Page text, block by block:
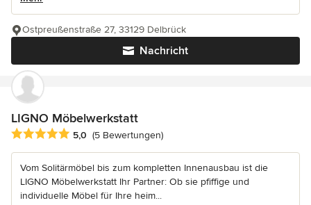
Nachricht
Ostpreußenstraße 27, 33129 Delbrück
LIGNO Möbelwerkstatt
Durchschnittliche Bewertung: 5 von 5 Sternen
5,0 (5 Bewertungen)
Vom Solitärmöbel bis zum kompletten Innenausbau ist die
LIGNO Möbelwerkstatt Ihr Partner: Ob sie pfiffige und
individuelle Möbel für Ihre heim...